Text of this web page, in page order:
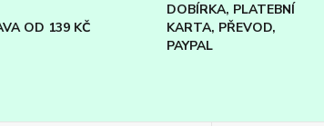
OD 139 KČ
DOBÍRKA, PLATEBNÍ
KARTA, PŘEVOD,
PAYPAL